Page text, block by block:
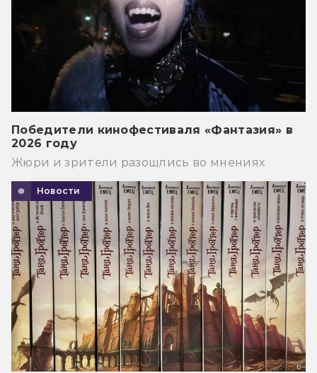
Победители кинофестиваля «Фантазия» в
2026 году
Жюри и зрители разошлись во мнениях
Новости